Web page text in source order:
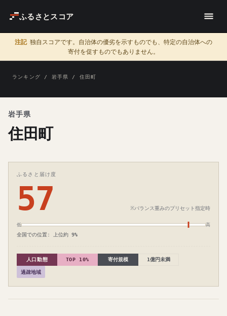
ふるさとスコア
注記 独自スコアです。自治体の優劣を示すものでも、特定の自治体への
寄付を促すものでもありません。
ランキング / 岩手県 / 住田町
岩手県
住田町
ふるさと届け度
57 ※バランス重みのプリセット指定時
低 高
全国での位置: 上位約 9%
人口動態 TOP 10% 寄付規模 1億円未満
過疎地域